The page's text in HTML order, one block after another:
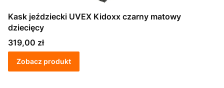
Kask jeździecki UVEX Kidoxx czarny matowy
dziecięcy
Cena
319,00 zł
Zobacz produkt